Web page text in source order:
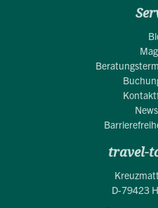
travel-
D-79423